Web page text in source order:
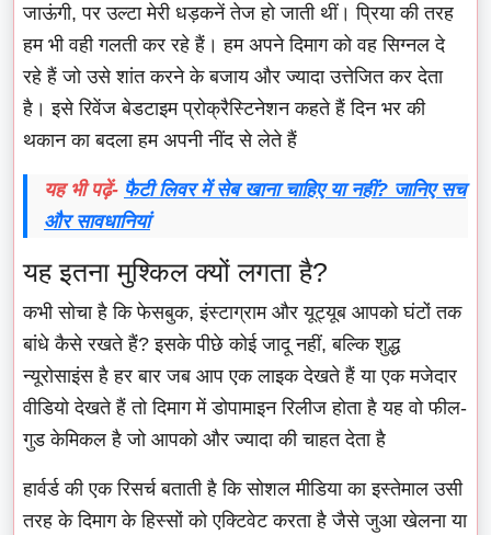
जाऊंगी, पर उल्टा मेरी धड़कनें तेज हो जाती थीं। प्रिया की तरह
हम भी वही गलती कर रहे हैं। हम अपने दिमाग को वह सिग्नल दे
रहे हैं जो उसे शांत करने के बजाय और ज्यादा उत्तेजित कर देता
है। इसे रिवेंज बेडटाइम प्रोक्रैस्टिनेशन कहते हैं दिन भर की
थकान का बदला हम अपनी नींद से लेते हैं
यह भी पढ़ें- फैटी लिवर में सेब खाना चाहिए या नहीं? जानिए सच
और सावधानियां
यह इतना मुश्किल क्यों लगता है?
कभी सोचा है कि फेसबुक, इंस्टाग्राम और यूट्यूब आपको घंटों तक
बांधे कैसे रखते हैं? इसके पीछे कोई जादू नहीं, बल्कि शुद्ध
न्यूरोसाइंस है हर बार जब आप एक लाइक देखते हैं या एक मजेदार
वीडियो देखते हैं तो दिमाग में डोपामाइन रिलीज होता है यह वो फील-
गुड केमिकल है जो आपको और ज्यादा की चाहत देता है
हार्वर्ड की एक रिसर्च बताती है कि सोशल मीडिया का इस्तेमाल उसी
तरह के दिमाग के हिस्सों को एक्टिवेट करता है जैसे जुआ खेलना या